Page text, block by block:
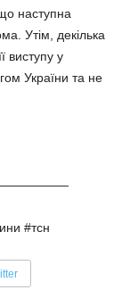
наступна
Утім, декілька
виступу у
України та не
#тсн